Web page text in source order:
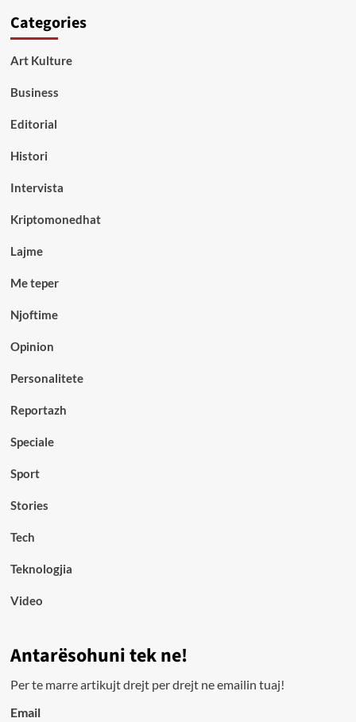
Categories
Art Kulture
Business
Editorial
Histori
Intervista
Kriptomonedhat
Lajme
Me teper
Njoftime
Opinion
Personalitete
Reportazh
Speciale
Sport
Stories
Tech
Teknologjia
Video
Antarësohuni tek ne!
Per te marre artikujt drejt per drejt ne emailin tuaj!
Email